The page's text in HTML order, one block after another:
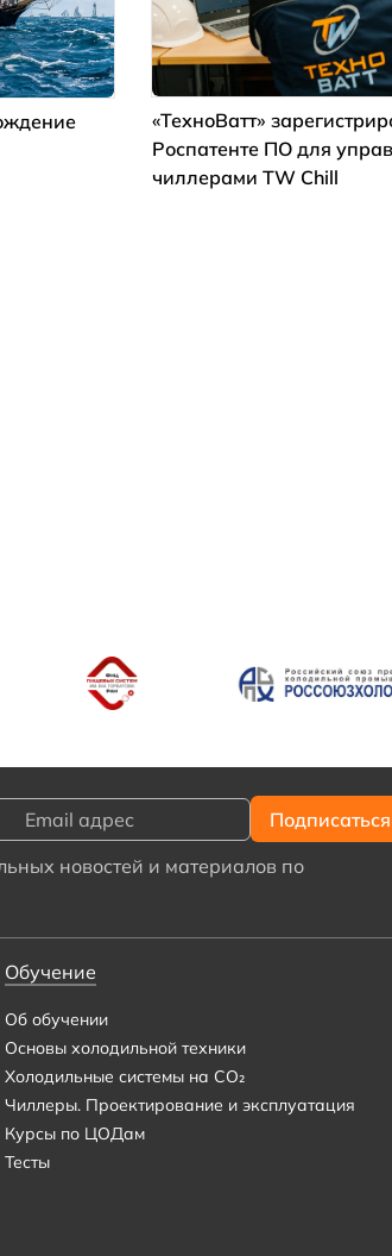
«ТехноВатт»
Роспатенте ПО для
чиллерами TW Chill
новостей и материалов по
Обучение
Об обучении
Основы холодильной техники
Холодильные системы на CO₂
Чиллеры. Проектирование и эксплуатация
Курсы по ЦОДам
Тесты